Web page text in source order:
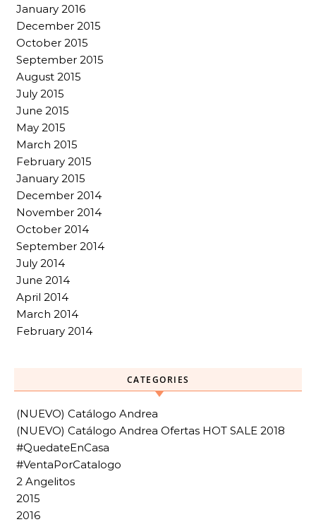
January 2016
December 2015
October 2015
September 2015
August 2015
July 2015
June 2015
May 2015
March 2015
February 2015
January 2015
December 2014
November 2014
October 2014
September 2014
July 2014
June 2014
April 2014
March 2014
February 2014
CATEGORIES
(NUEVO) Catálogo Andrea
(NUEVO) Catálogo Andrea Ofertas HOT SALE 2018
#QuedateEnCasa
#VentaPorCatalogo
2 Angelitos
2015
2016